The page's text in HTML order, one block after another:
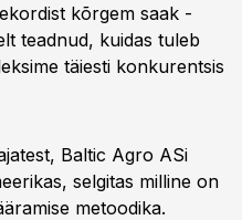
kõrgem saak -
teadnud, kuidas tuleb
täiesti konkurentsis
Baltic Agro ASi
selgitas milline on
metoodika.